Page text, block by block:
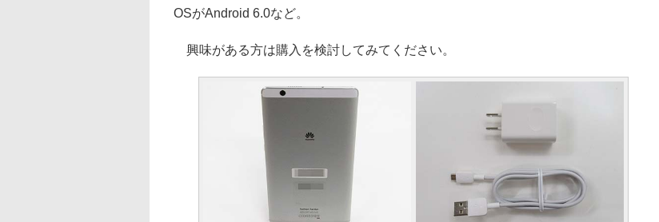
OSがAndroid 6.0など。
興味がある方は購入を検討してみてください。